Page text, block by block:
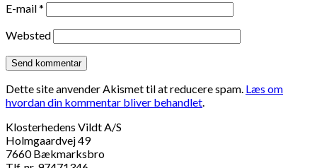
E-mail*
Websted
Dette site anvender Akismet til at reducere spam. Læs om
hvordan din kommentar bliver behandlet
Klosterhedens Vildt A/S
Holmgaardvej 49
7660 Bækmarksbro